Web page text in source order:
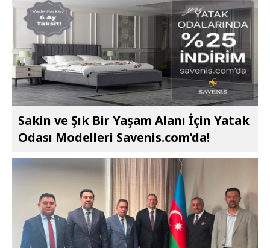
Sakin ve Şık Bir Yaşam Alanı İçin Yatak
Odası Modelleri Savenis.com’da!